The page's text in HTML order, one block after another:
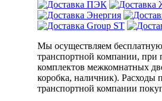
Мы осуществляем
транспортной компании, при
комплектов межкомнатных
коробка, наличник). Расходы
транспортной компании